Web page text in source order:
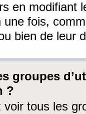
en modifiant
une fois,
bien de leur
groupes
?
tous les